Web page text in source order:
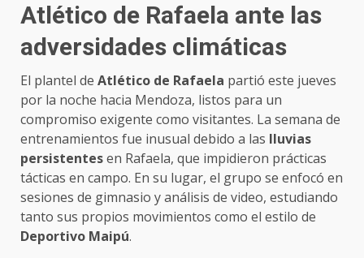
Atlético de Rafaela ante las
adversidades climáticas
El plantel de Atlético de Rafaela partió este jueves
por la noche hacia Mendoza, listos para un
compromiso exigente como visitantes. La semana de
entrenamientos fue inusual debido a las lluvias
persistentesen Rafaela, que impidieron prácticas
tácticas en campo. En su lugar, el grupo se enfocó en
sesiones de gimnasio y análisis de video, estudiando
tanto sus propios movimientos como el estilo de
Deportivo Maipú.